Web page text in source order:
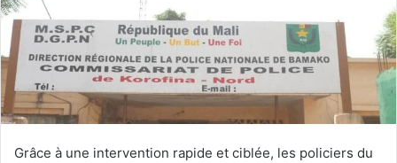
Grâce à une intervention rapide et ciblée, les policiers du